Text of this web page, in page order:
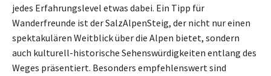
jedes Erfahrungslevel etwas dabei. Ein Tipp für
Wanderfreunde ist der SalzAlpenSteig, der nicht nur einen
spektakulären Weitblick über die Alpen bietet, sondern
auch kulturell-historische Sehenswürdigkeiten entlang des
Weges präsentiert. Besonders empfehlenswert sind